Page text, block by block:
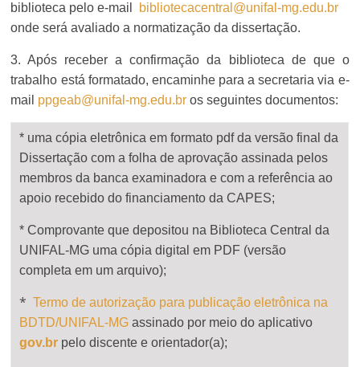
biblioteca pelo e-mail bibliotecacentral@unifal-mg.edu.br
onde será avaliado a normatização da dissertação.
3. Após receber a confirmação da biblioteca de que o
trabalho está formatado, encaminhe para a secretaria via e-
mail ppgeab@unifal-mg.edu.br os seguintes documentos:
* uma cópia eletrônica em formato pdf da versão final da
Dissertação com a folha de aprovação assinada pelos
membros da banca examinadora e com a referência ao
apoio recebido do financiamento da CAPES;
* Comprovante que depositou na Biblioteca Central da
UNIFAL-MG uma cópia digital em PDF (versão
completa em um arquivo);
*Termo de autorização para publicação eletrônica na
BDTD/UNIFAL-MG assinado por meio do aplicativo
gov.br pelo discente e orientador(a);